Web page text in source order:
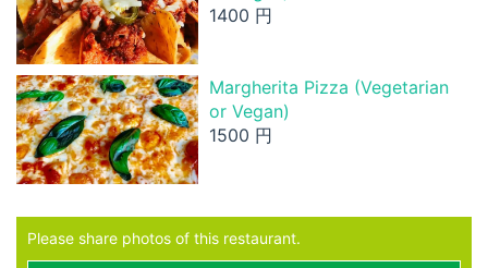
1400 円
Margherita Pizza (Vegetarian
or Vegan)
1500 円
Please share photos of this restaurant.